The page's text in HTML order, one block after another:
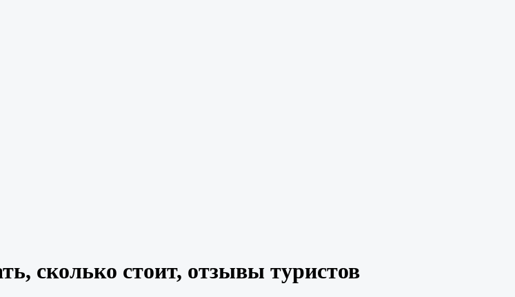
сколько стоит, отзывы туристов